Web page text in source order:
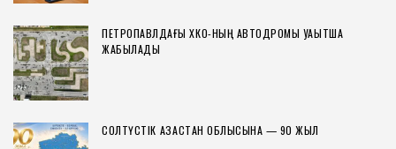
ПЕТРОПАВЛДАҒЫ ХҚКО-НЫҢ АВТОДРОМЫ УАҚЫТША
ЖАБЫЛАДЫ
СОЛТҮСТІК ҚАЗАҚСТАН ОБЛЫСЫНА — 90 ЖЫЛ